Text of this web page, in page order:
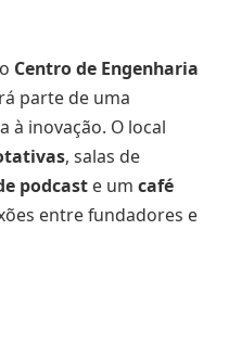
Centro de Engenharia
parte de uma
à inovação. O local
, salas de
podcast e um café
entre fundadores e